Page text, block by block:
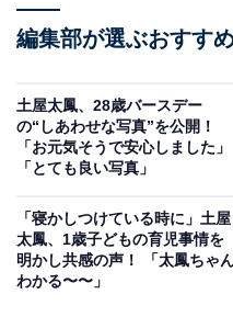
編集部が選ぶおすす
土屋太鳳、28歳バースデー
の“しあわせな写真”を公開！
「お元気そうで安心しました」
「とても良い写真」
「寝かしつけている時に」土屋
太鳳、1歳子どもの育児事情を
明かし共感の声！ 「太鳳ちゃ
わかる〜〜」